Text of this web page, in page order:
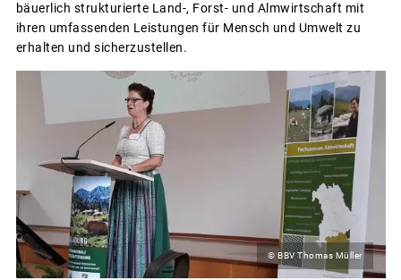
bäuerlich strukturierte Land-, Forst- und Almwirtschaft mit
ihren umfassenden Leistungen für Mensch und Umwelt zu
erhalten und sicherzustellen.
© BBV Thomas Müller